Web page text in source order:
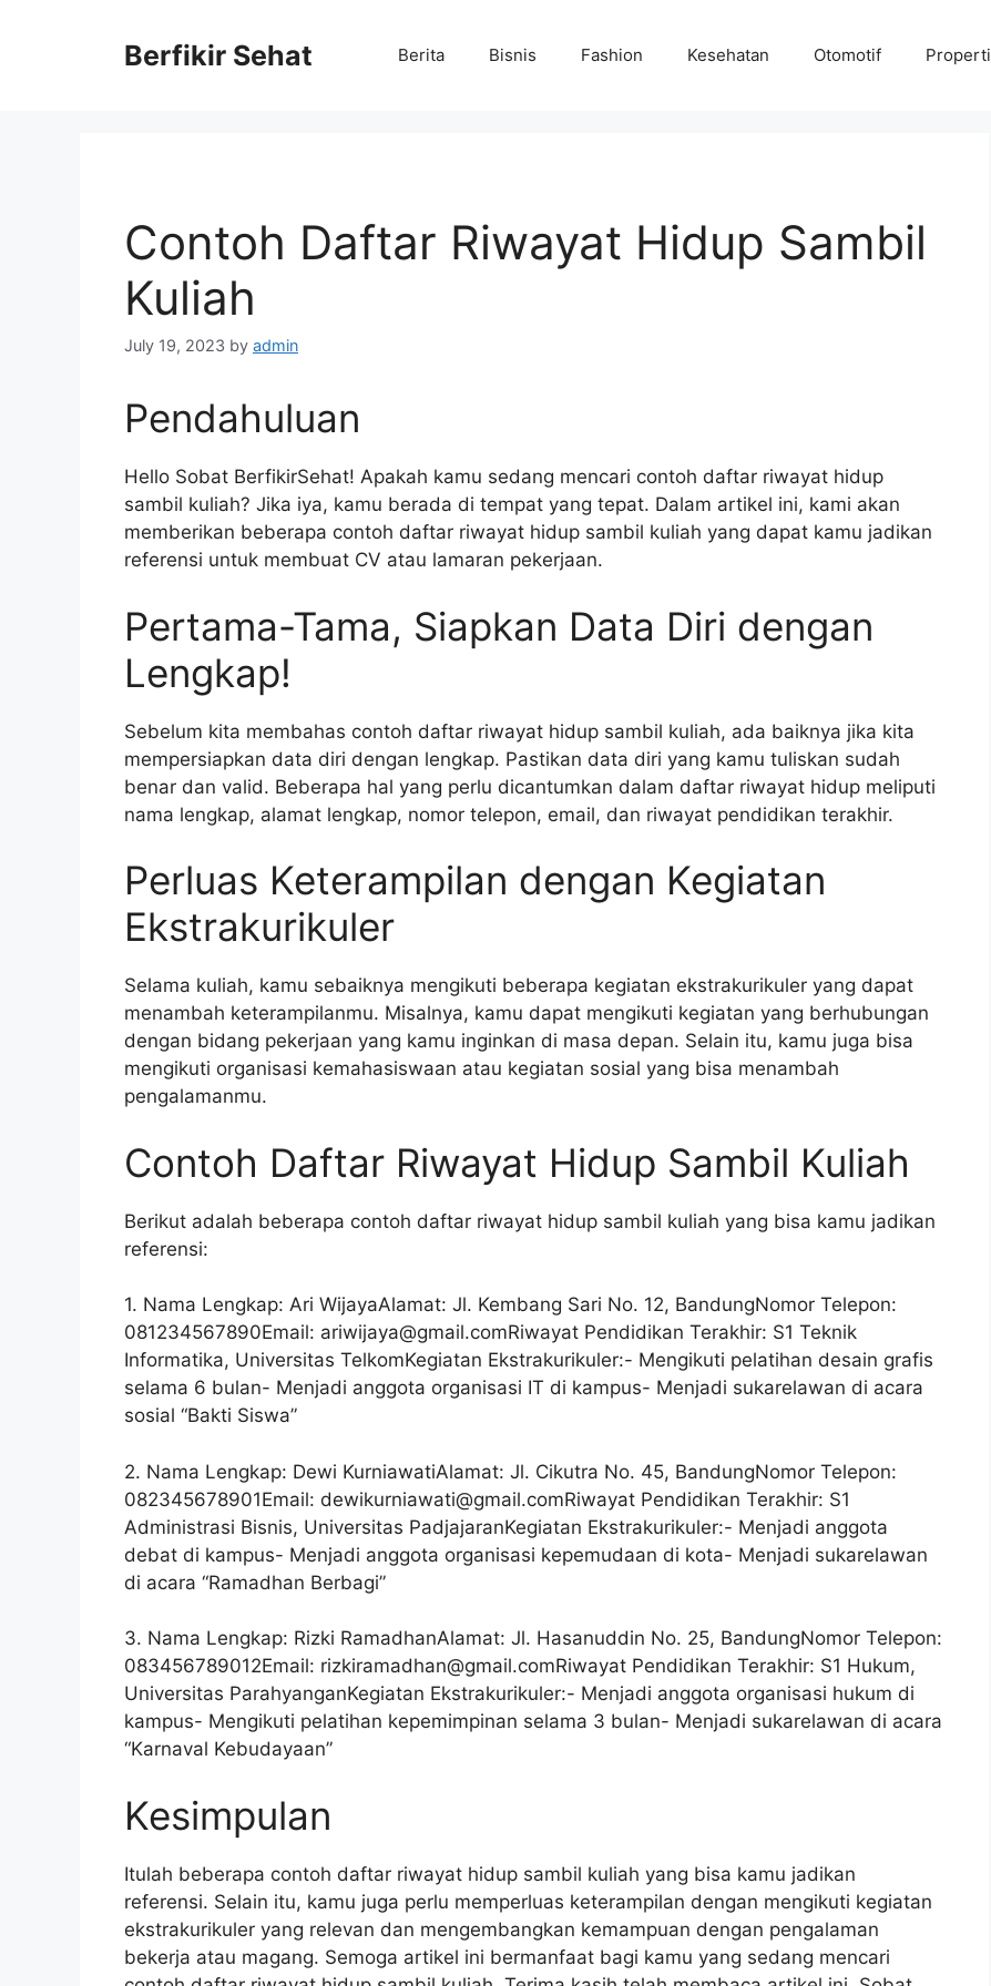
Berfikir Sehat Berita Bisnis Fashion Kesehatan Otomotif Properti
Contoh Daftar Riwayat Hidup Sambil
Kuliah
July 19, 2023 by admin
Pendahuluan
Hello Sobat BerfikirSehat! Apakah kamu sedang mencari contoh daftar riwayat hidup
sambil kuliah? Jika iya, kamu berada di tempat yang tepat. Dalam artikel ini, kami akan
memberikan beberapa contoh daftar riwayat hidup sambil kuliah yang dapat kamu jadikan
referensi untuk membuat CV atau lamaran pekerjaan.
Pertama-Tama, Siapkan Data Diri dengan
Lengkap!
Sebelum kita membahas contoh daftar riwayat hidup sambil kuliah, ada baiknya jika kita
mempersiapkan data diri dengan lengkap. Pastikan data diri yang kamu tuliskan sudah
benar dan valid. Beberapa hal yang perlu dicantumkan dalam daftar riwayat hidup meliputi
nama lengkap, alamat lengkap, nomor telepon, email, dan riwayat pendidikan terakhir.
Perluas Keterampilan dengan Kegiatan
Ekstrakurikuler
Selama kuliah, kamu sebaiknya mengikuti beberapa kegiatan ekstrakurikuler yang dapat
menambah keterampilanmu. Misalnya, kamu dapat mengikuti kegiatan yang berhubungan
dengan bidang pekerjaan yang kamu inginkan di masa depan. Selain itu, kamu juga bisa
mengikuti organisasi kemahasiswaan atau kegiatan sosial yang bisa menambah
pengalamanmu.
Contoh Daftar Riwayat Hidup Sambil Kuliah
Berikut adalah beberapa contoh daftar riwayat hidup sambil kuliah yang bisa kamu jadikan
referensi:
1. Nama Lengkap: Ari WijayaAlamat: Jl. Kembang Sari No. 12, BandungNomor Telepon:
081234567890Email: ariwijaya@gmail.comRiwayat Pendidikan Terakhir: S1 Teknik
Informatika, Universitas TelkomKegiatan Ekstrakurikuler:- Mengikuti pelatihan desain grafis
selama 6 bulan- Menjadi anggota organisasi IT di kampus- Menjadi sukarelawan di acara
sosial “Bakti Siswa”
2. Nama Lengkap: Dewi KurniawatiAlamat: Jl. Cikutra No. 45, BandungNomor Telepon:
082345678901Email: dewikurniawati@gmail.comRiwayat Pendidikan Terakhir: S1
Administrasi Bisnis, Universitas PadjajaranKegiatan Ekstrakurikuler:- Menjadi anggota
debat di kampus- Menjadi anggota organisasi kepemudaan di kota- Menjadi sukarelawan
di acara “Ramadhan Berbagi”
3. Nama Lengkap: Rizki RamadhanAlamat: Jl. Hasanuddin No. 25, BandungNomor Telepon:
083456789012Email: rizkiramadhan@gmail.comRiwayat Pendidikan Terakhir: S1 Hukum,
Universitas ParahyanganKegiatan Ekstrakurikuler:- Menjadi anggota organisasi hukum di
kampus- Mengikuti pelatihan kepemimpinan selama 3 bulan- Menjadi sukarelawan di acara
“Karnaval Kebudayaan”
Kesimpulan
Itulah beberapa contoh daftar riwayat hidup sambil kuliah yang bisa kamu jadikan
referensi. Selain itu, kamu juga perlu memperluas keterampilan dengan mengikuti kegiatan
ekstrakurikuler yang relevan dan mengembangkan kemampuan dengan pengalaman
bekerja atau magang. Semoga artikel ini bermanfaat bagi kamu yang sedang mencari